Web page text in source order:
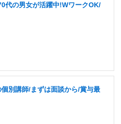
代の男女が活躍中!WワークOK/
別講師/まずは面談から/賞与最